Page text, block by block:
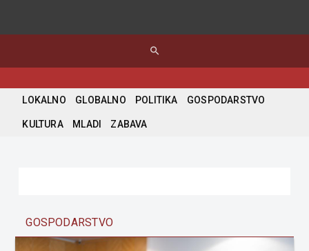
search
LOKALNO GLOBALNO POLITIKA GOSPODARSTVO
KULTURA MLADI ZABAVA
GOSPODARSTVO